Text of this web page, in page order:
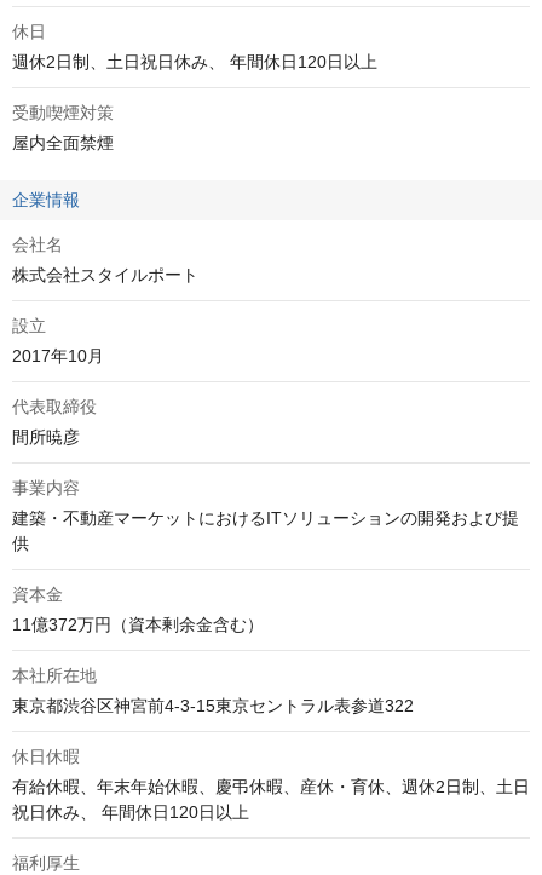
休日
週休2日制、土日祝日休み、 年間休日120日以上
受動喫煙対策
屋内全面禁煙
企業情報
会社名
株式会社スタイルポート
設立
2017年10月
代表取締役
間所暁彦
事業内容
建築・不動産マーケットにおけるITソリューションの開発および提
供
資本金
11億372万円（資本剰余金含む）
本社所在地
東京都渋谷区神宮前4-3-15東京セントラル表参道322
休日休暇
有給休暇、年末年始休暇、慶弔休暇、産休・育休、週休2日制、土日
祝日休み、 年間休日120日以上
福利厚生